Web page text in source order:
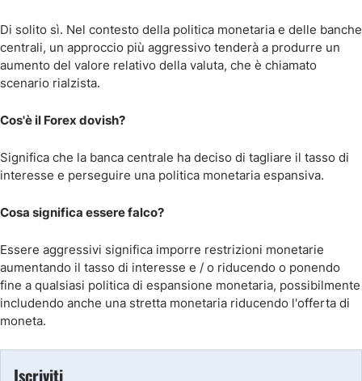
Di solito sì. Nel contesto della politica monetaria e delle banche
centrali, un approccio più aggressivo tenderà a produrre un
aumento del valore relativo della valuta, che è chiamato
scenario rialzista.
Cos'è il Forex dovish?
Significa che la banca centrale ha deciso di tagliare il tasso di
interesse e perseguire una politica monetaria espansiva.
Cosa significa essere falco?
Essere aggressivi significa imporre restrizioni monetarie
aumentando il tasso di interesse e / o riducendo o ponendo
fine a qualsiasi politica di espansione monetaria, possibilmente
includendo anche una stretta monetaria riducendo l'offerta di
moneta.
Iscriviti